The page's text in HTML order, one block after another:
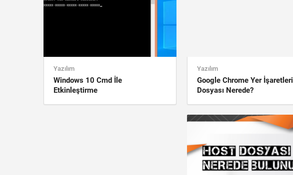
Yazılım
Windows 10 Cmd İle
Etkinleştirme
Yazılım
Google Chrome Yer İşaretleri
Dosyası Nerede?